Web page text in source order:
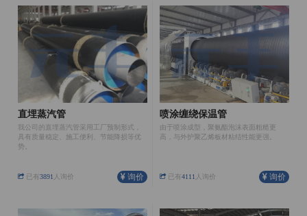
直埋蒸汽管
我公司的直埋蒸汽管采用工厂预制形式，
具有质量稳定、施工便利、节能降损等优
势。
已有3891 人询价 询价
喷涂缠绕保温管
由于喷涂成型，聚氨酯泡沫表面粗糙更
高，与外护聚乙烯板材粘结性能更强。
已有4111 人询价 询价